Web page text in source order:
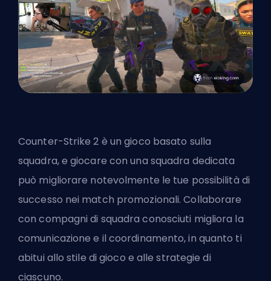
Counter-Strike 2 è un gioco basato sulla
squadra, e giocare con una squadra dedicata
può migliorare notevolmente le tue possibilità di
successo nei match promozionali. Collaborare
con compagni di squadra conosciuti migliora la
comunicazione e il coordinamento, in quanto ti
abitui allo stile di gioco e alle strategie di
ciascuno.